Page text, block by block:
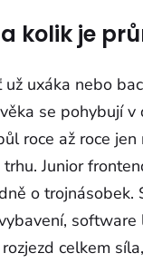
kolik je
uxáka nebo
se pohybují
roce až roce
Junior
o
celkem